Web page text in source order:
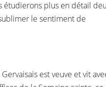
étudierons plus en détail
le sentiment de
Gervaisais est veuve et vit